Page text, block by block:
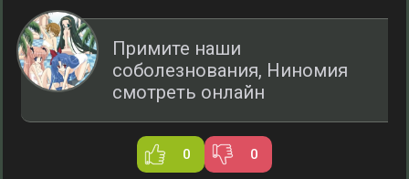
Примите наши
соболезнования, Ниномия
смотреть онлайн
0 0